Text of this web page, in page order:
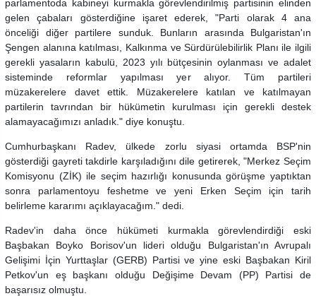
parlamentoda kabineyi kurmakla görevlendirilmiş partisinin elinden
gelen çabaları gösterdiğine işaret ederek, "Parti olarak 4 ana
önceliği diğer partilere sunduk. Bunların arasında Bulgaristan'ın
Şengen alanına katılması, Kalkınma ve Sürdürülebilirlik Planı ile ilgili
gerekli yasaların kabulü, 2023 yılı bütçesinin oylanması ve adalet
sisteminde reformlar yapılması yer alıyor. Tüm partileri
müzakerelere davet ettik. Müzakerelere katılan ve katılmayan
partilerin tavrından bir hükümetin kurulması için gerekli destek
alamayacağımızı anladık." diye konuştu.
Cumhurbaşkanı Radev, ülkede zorlu siyasi ortamda BSP'nin
gösterdiği gayreti takdirle karşıladığını dile getirerek, "Merkez Seçim
Komisyonu (ZİK) ile seçim hazırlığı konusunda görüşme yaptıktan
sonra parlamentoyu feshetme ve yeni Erken Seçim için tarih
belirleme kararımı açıklayacağım." dedi.
Radev'in daha önce hükümeti kurmakla görevlendirdiği eski
Başbakan Boyko Borisov'un lideri olduğu Bulgaristan'ın Avrupalı
Gelişimi İçin Yurttaşlar (GERB) Partisi ve yine eski Başbakan Kiril
Petkov'un eş başkanı olduğu Değişime Devam (PP) Partisi de
başarısız olmuştu.